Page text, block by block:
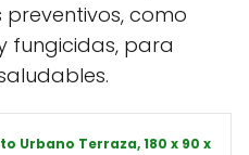
como
fungicidas, para
Urbano Terraza, 180 x 90 x